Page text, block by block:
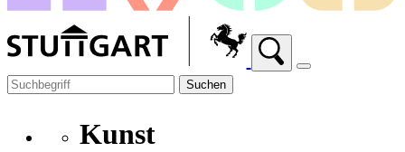
Suchen
Kunst